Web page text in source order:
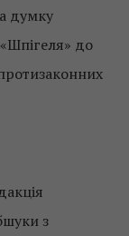
думку
до
з